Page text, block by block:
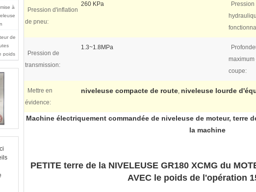
à
de
poids
Pression d'inflation
de pneu:
260 KPa
Pression
Pression de
transmission:
1.3~1.8MPa
maximum
coupe:
Mettre en
évidence:
niveleuse compacte de route, niveleuse lourde
Machine électriquement commandée de niveleuse de moteur, terre
la machine
PETITE terre de la NIVELEUSE GR180 XCMG du
AVEC le poids de l'opération